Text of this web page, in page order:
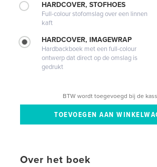
HARDCOVER, STOFHOES
Full-colour stofomslag over een linnen
kaft
HARDCOVER, IMAGEWRAP
Hardbackboek met een full-colour
ontwerp dat direct op de omslag is
gedrukt
BTW wordt toegevoegd bij de
Over het boek